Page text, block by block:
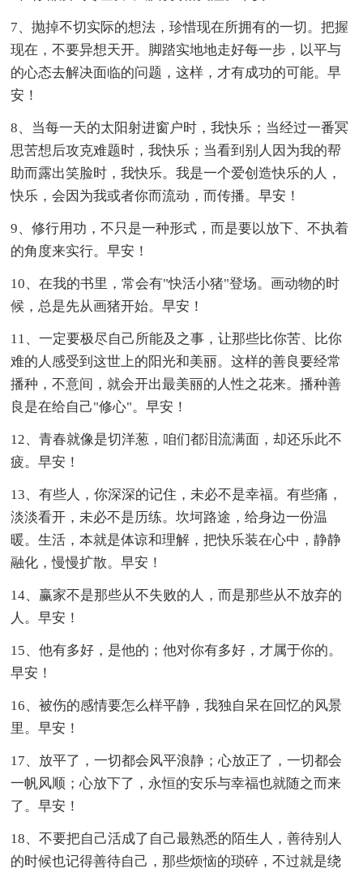
7、抛掉不切实际的想法，珍惜现在所拥有的一切。把握
现在，不要异想天开。脚踏实地地走好每一步，以平与
的心态去解决面临的问题，这样，才有成功的可能。早
安！
8、当每一天的太阳射进窗户时，我快乐；当经过一番冥
思苦想后攻克难题时，我快乐；当看到别人因为我的帮
助而露出笑脸时，我快乐。我是一个爱创造快乐的人，
快乐，会因为我或者你而流动，而传播。早安！
9、修行用功，不只是一种形式，而是要以放下、不执着
的角度来实行。早安！
10、在我的书里，常会有"快活小猪"登场。画动物的时
候，总是先从画猪开始。早安！
11、一定要极尽自己所能及之事，让那些比你苦、比你
难的人感受到这世上的阳光和美丽。这样的善良要经常
播种，不意间，就会开出最美丽的人性之花来。播种善
良是在给自己"修心"。早安！
12、青春就像是切洋葱，咱们都泪流满面，却还乐此不
疲。早安！
13、有些人，你深深的记住，未必不是幸福。有些痛，
淡淡看开，未必不是历练。坎坷路途，给身边一份温
暖。生活，本就是体谅和理解，把快乐装在心中，静静
融化，慢慢扩散。早安！
14、赢家不是那些从不失败的人，而是那些从不放弃的
人。早安！
15、他有多好，是他的；他对你有多好，才属于你的。
早安！
16、被伤的感情要怎么样平静，我独自呆在回忆的风景
里。早安！
17、放平了，一切都会风平浪静；心放正了，一切都会
一帆风顺；心放下了，永恒的安乐与幸福也就随之而来
了。早安！
18、不要把自己活成了自己最熟悉的陌生人，善待别人
的时候也记得善待自己，那些烦恼的琐碎，不过就是绕